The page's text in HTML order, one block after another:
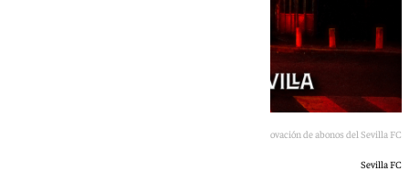
Imagen de la campaña de renovación de abonos del Sevilla FC
Sevilla FC